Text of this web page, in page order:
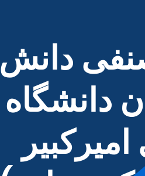
دانش
دانشگاه